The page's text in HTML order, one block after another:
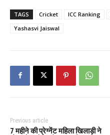
TAGS Cricket ICC Ranking
Yashasvi Jaiswal
Previous article
7 महीने की प्रेग्नेंट महिला खिलाड़ी ने